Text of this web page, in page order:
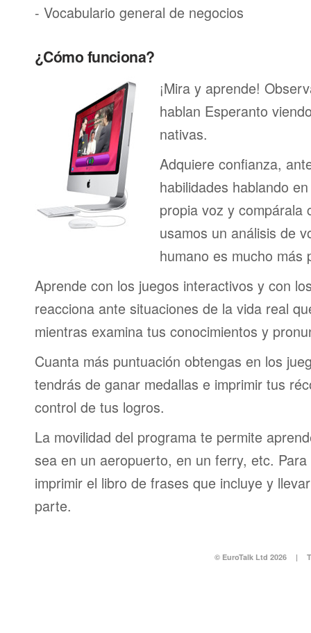
- Vocabulario general de negocios
¿Cómo funciona?
¡Mira y aprende!
hablan Esperanto
nativas.
Adquiere confianza,
habilidades hablando
propia voz y compárala
usamos un análisis de
humano es mucho más
Aprende con los juegos interactivos y con
reacciona ante situaciones de la vida real
mientras examina tus conocimientos y
Cuanta más puntuación obtengas en los
tendrás de ganar medallas e imprimir tus
control de tus logros.
La movilidad del programa te permite
sea en un aeropuerto, en un ferry, etc.
imprimir el libro de frases que incluye y
parte.
© EuroTalk Ltd 2026 |